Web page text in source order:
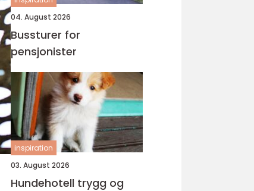
04. August 2026
Bussturer for
pensjonister
inspiration
03. August 2026
Hundehotell trygg og